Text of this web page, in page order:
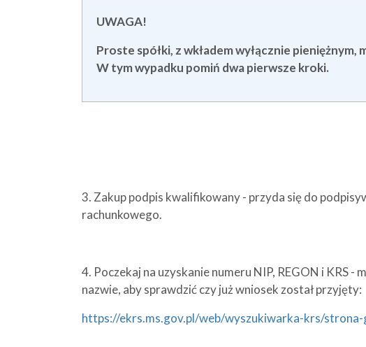
UWAGA!
Proste spółki, z wkładem wyłącznie
W tym wypadku pomiń dwa pierwsze kroki.
3. Zakup podpis kwalifikowany - przyda się do
rachunkowego.
4. Poczekaj na uzyskanie numeru NIP, REGON i KRS
nazwie, aby sprawdzić czy już wniosek został przyjęty:
https://ekrs.ms.gov.pl/web/wyszukiwarka-krs/